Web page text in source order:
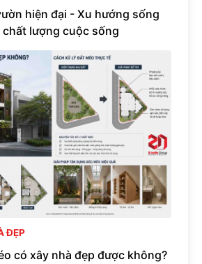
hiện đại - Xu hướng sống
lượng cuộc sống
ĐẸP
có xây nhà đẹp được không?